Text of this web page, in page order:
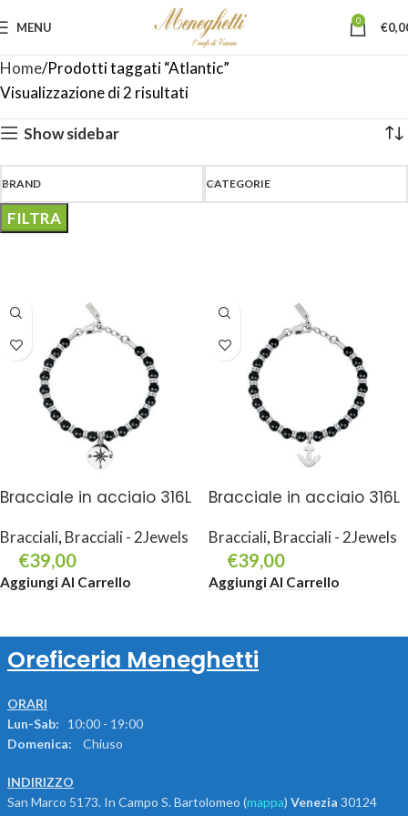
MENU 0 €
Home Prodotti taggati “Atlantic”
Visualizzazione di 2 risultati
Show sidebar
BRAND CATEGORIE
FILTRA
Bracciale in acciaio 316L
Bracciali, Bracciali - 2Jewels
€39,00
Aggiungi Al Carrello
Bracciale in acciaio 316L
Bracciali, Bracciali - 2Jewels
€39,00
Aggiungi Al Carrello
Oreficeria Meneghetti
ORARI
Lun-Sab: 10:00 - 19:00
Domenica:
Chiuso
INDIRIZZO
San Marco 5173. In Campo S. Bartolomeo (mappa) Venezia 30124